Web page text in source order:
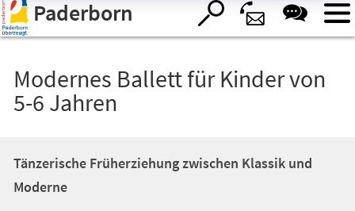
Assistenzsoftware
öffnen.Paderborn
Modernes Ballett für Kinder von
5-6 Jahren
Tänzerische Früherziehung zwischen Klassik und
Moderne